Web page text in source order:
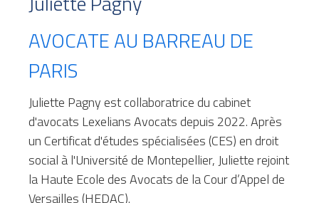
AVOCATE AU BARREAU DE
PARIS
Juliette Pagny est collaboratrice du cabinet
d'avocats Lexelians Avocats depuis 2022. Après
un Certificat d'études spécialisées (CES) en droit
social à l'Université de Montepellier, Juliette rejoint
la Haute Ecole des Avocats de la Cour d’Appel de
Versailles (HEDAC).